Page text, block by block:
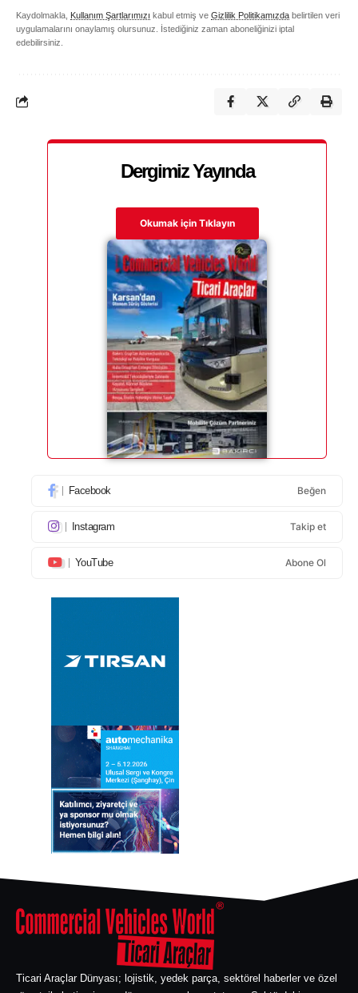
Kaydolmakla, Kullanım Şartlarımızı kabul etmiş ve Gizlilik Politikamızda belirtilen veri
uygulamalarını onaylamış olursunuz. İstediğiniz zaman aboneliğinizi iptal
edebilirsiniz.
Dergimiz Yayında
Okumak için Tıklayın
Facebook Beğen
Instagram Takip et
YouTube Abone Ol
Ticari Araçlar Dünyası; lojistik, yedek parça, sektörel haberler ve özel